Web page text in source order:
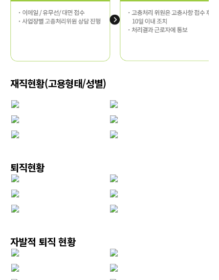
재직현황(고용형태/성별)
퇴직현황
자발적 퇴직 현황